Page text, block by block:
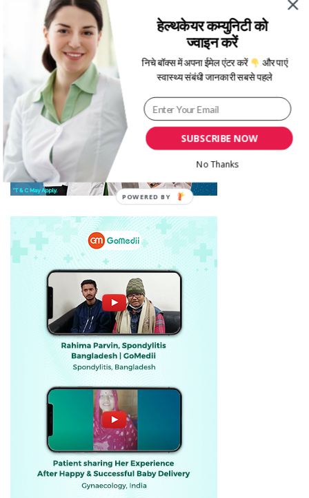
SUBSCRIBE NOW
हेल्थकेयर कम्युनिटी को
ज्वाइन करें
निचे बॉक्स में अपना ईमेल एंटर करें
और पाएं
स्वास्थ्य संबंधी जानकारी सबसे पहले
No Thanks
POWERED BY